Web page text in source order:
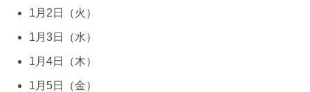
1月2日（火）
1月3日（水）
1月4日（木）
1月5日（金）